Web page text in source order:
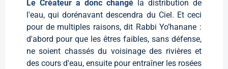
Le Créateur a donc changé la distribution de
l'eau, qui dorénavant descendra du Ciel. Et ceci
pour de multiples raisons, dit Rabbi Yo’hanane :
d'abord pour que les êtres faibles, sans défense,
ne soient chassés du voisinage des rivières et
des cours d'eau, ensuite pour entraîner les rosées